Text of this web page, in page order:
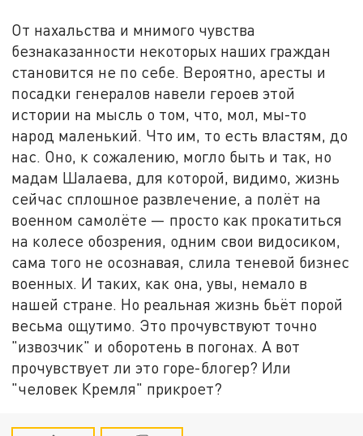
От нахальства и мнимого чувства
безнаказанности некоторых наших граждан
становится не по себе. Вероятно, аресты и
посадки генералов навели героев этой
истории на мысль о том, что, мол, мы-то
народ маленький. Что им, то есть властям, до
нас. Оно, к сожалению, могло быть и так, но
мадам Шалаева, для которой, видимо, жизнь
сейчас сплошное развлечение, а полёт на
военном самолёте — просто как прокатиться
на колесе обозрения, одним свои видосиком,
сама того не осознавая, слила теневой бизнес
военных. И таких, как она, увы, немало в
нашей стране. Но реальная жизнь бьёт порой
весьма ощутимо. Это прочувствуют точно
"извозчик" и оборотень в погонах. А вот
прочувствует ли это горе-блогер? Или
"человек Кремля" прикроет?